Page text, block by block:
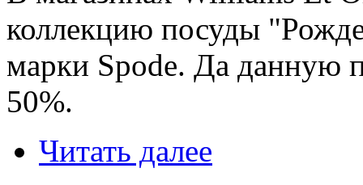
коллекцию посуды
марки Spode. Да данную
50%.
Читать далее